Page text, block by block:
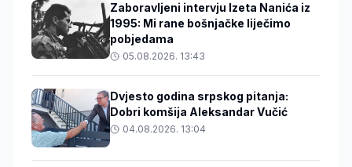
Zaboravljeni intervju Izeta Nanića iz
1995: Mi rane bošnjačke liječimo
pobjedama
05.08.2026. 13:43
Dvjesto godina srpskog pitanja:
Dobri komšija Aleksandar Vučić
04.08.2026. 13:04